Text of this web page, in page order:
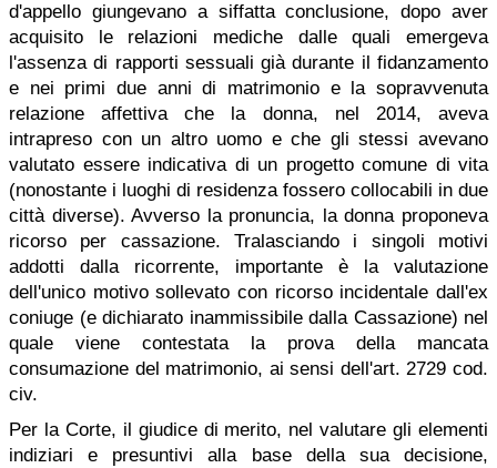
d'appello giungevano a siffatta conclusione, dopo aver
acquisito le relazioni mediche dalle quali emergeva
l'assenza di rapporti sessuali già durante il fidanzamento
e nei primi due anni di matrimonio e la sopravvenuta
relazione affettiva che la donna, nel 2014, aveva
intrapreso con un altro uomo e che gli stessi avevano
valutato essere indicativa di un progetto comune di vita
(nonostante i luoghi di residenza fossero collocabili in due
città diverse). Avverso la pronuncia, la donna proponeva
ricorso per cassazione. Tralasciando i singoli motivi
addotti dalla ricorrente, importante è la valutazione
dell'unico motivo sollevato con ricorso incidentale dall'ex
coniuge (e dichiarato inammissibile dalla Cassazione) nel
quale viene contestata la prova della mancata
consumazione del matrimonio, ai sensi dell'art. 2729 cod.
civ.
Per la Corte, il giudice di merito, nel valutare gli elementi
indiziari e presuntivi alla base della sua decisione,